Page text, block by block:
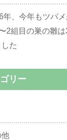
年、今年もツバ
2組目の巣の雛
た
リー
他